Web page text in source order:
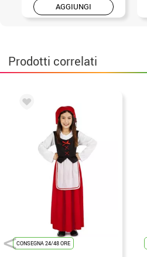
AGGIUNGI
Prodotti correlati
CONSEGNA 24/48 ORE